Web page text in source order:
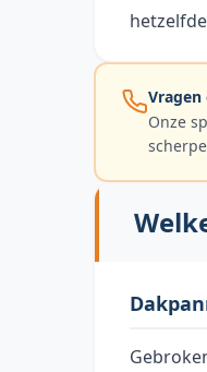
Onze